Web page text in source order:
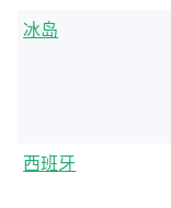
冰岛
西班牙